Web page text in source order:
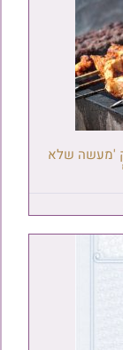
'מעשה שלא